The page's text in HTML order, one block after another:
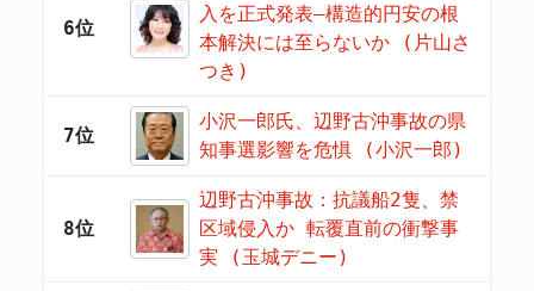
6位
入を正式発表―構造的円安の根
本解決には至らないか (片山さ
つき)
7位
小沢一郎氏、辺野古沖事故の県
知事選影響を危惧 (小沢一郎)
8位
辺野古沖事故：抗議船2隻、禁
区域侵入か 転覆直前の衝撃事
実 (玉城デニー)